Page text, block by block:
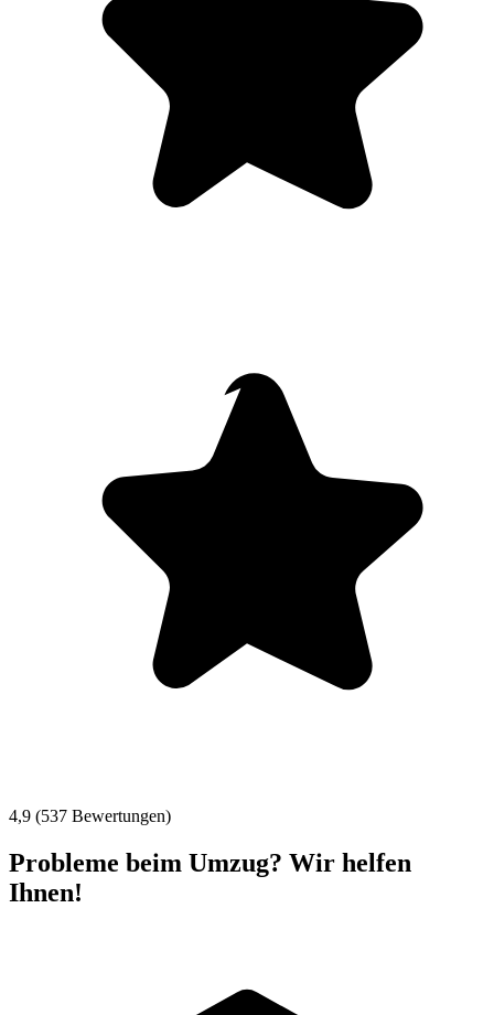
4,9 (537 Bewertungen)
Probleme beim Umzug? Wir helfen
Ihnen!